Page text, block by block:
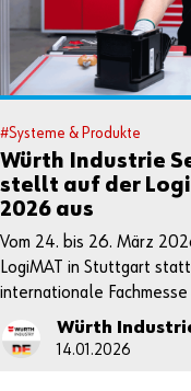
#Systeme & Produkte
Würth Industrie
stellt auf der
2026 aus
Vom 24. bis 26. März
LogiMAT in Stuttgart
internationale
Intralogistik.
Würth
14.01.2026